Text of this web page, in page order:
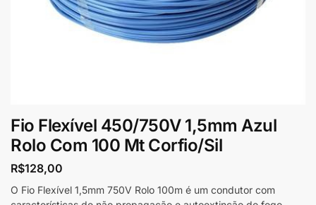
Fio Flexível 450/750V 1,5mm Azul
Rolo Com 100 Mt Corfio/Sil
R$128,00
O Fio Flexível 1,5mm 750V Rolo 100m é um condutor com